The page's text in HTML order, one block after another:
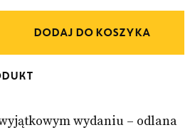
DODAJ DO KOSZYKA
wydaniu – odlana